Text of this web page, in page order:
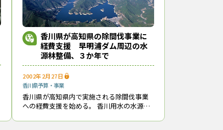
香川県が高知県の除間伐事業に
経費支援 早明浦ダム周辺の水
源林整備、３か年で
2002年2月27日
香川県予算・事業
香川県が高知県内で実施される除間伐事業
への経費支援を始める。 香川用水の水源林
務組合を通じた間接補助を、来年度